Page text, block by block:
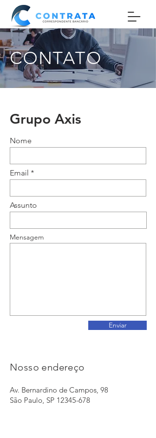
CONTATO
Grupo Axis
Nome
Email
Assunto
Mensagem
Enviar
Nosso endereço
Av. Bernardino de Campos, 98
São Paulo, SP 12345-678